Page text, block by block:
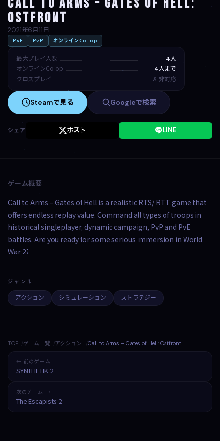
Call to Arms – Gates of Hell:
Ostfront
2021年6月11日
PvE PvP オンラインCo-op
最大プレイ人数 4人
オンラインCo-op 4人まで
クロスプレイ ✗ 非対応
Steamで見る Googleで検索
シェア ポスト LINE
ゲーム概要
Call to Arms – Gates of Hell is a realistic RTS/ RTT game that
offers endless replay value. Command all types of troops in
historical singleplayer, dynamic campaign, PvP and PvE
battles. Are you ready for some serious immersion in World
War 2?
ジャンル
アクション シミュレーション ストラテジー
TOP ゲーム一覧 アクション Call to Arms – Gates of Hell: Ostfront
← 前のゲーム
SYNTHETIK 2
次のゲーム →
The Escapists 2